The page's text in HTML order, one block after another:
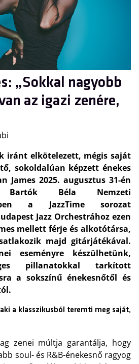
„Sokkal nagyobb
az igazi zenére,
iránt elkötelezett, mégis saját
sokoldalúan képzett énekes
James 2025. augusztus 31-én
Béla Nemzeti
a JazzTime sorozat
Jazz Orchestrához ezen
mellett férje és alkotótársa,
majd gitárjátékával.
eseményre készülhetünk,
pillanatokkal tarkított
a sokszínű énekesnőtől és
a klasszikusból teremti meg saját,
zenei múltja garantálja, hogy
soul- és R&B-énekesnő ragyog